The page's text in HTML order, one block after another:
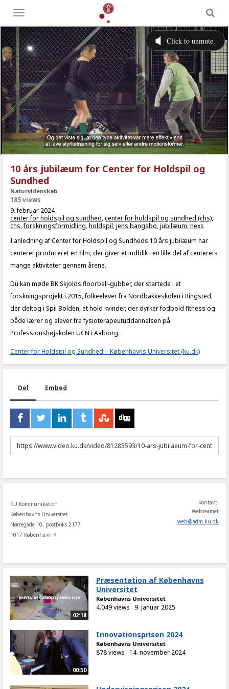
Toggle
menu
10 års jubilæum for Center for Holdspil og
Sundhed
Naturvidenskab
185 views
9. februar 2024
center for holdspil og sundhed,center for holdspil og sundhed (chs),
chs,forskningsformidling,holdspil,jens bangsbo,jubilæum,nexs
I anledning af Center for Holdspil og Sundheds 10 års jubilæum har
centeret produceret en film, der giver et indblik i en lille del af centerets
mange aktiviteter gennem årene.
Du kan møde BK Skjolds floorball-gubber, der startede i et
forskningsprojekt i 2015, folkeelever fra Nordbakkeskolen i Ringsted,
der deltog i Spil Bolden, et hold kvinder, der dyrker fodbold fitness og
både lærer og elever fra fysioterapeutuddannelsen på
Professionshøjskolen UCN i Aalborg.
Center for Holdspil og Sundhed – Københavns Universitet (ku.dk)
Del Embed
URL
to
KU Kommunikation
Københavns Universitet
Nørregade 10, postboks 2177
1017 København K
Kontakt:
Webteamet
web@adm.ku.dk
02:18
Præsentation af Københavns
Universitet
Københavns Universitet
4.049 views 9. januar 2025
00:50
Innovationsprisen 2024
Københavns Universitet
878 views 14. november 2024